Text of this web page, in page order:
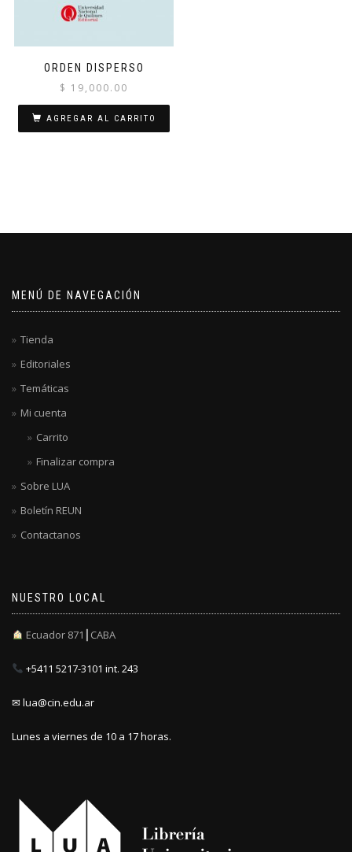
ORDEN DISPERSO
$ 19,000.00
AGREGAR AL CARRITO
MENÚ DE NAVEGACIÓN
Tienda
Editoriales
Temáticas
Mi cuenta
Carrito
Finalizar compra
Sobre LUA
Boletín REUN
Contactanos
NUESTRO LOCAL
Ecuador 871┃CABA
+5411 5217-3101 int. 243
✉ lua@cin.edu.ar
Lunes a viernes de 10 a 17 horas.